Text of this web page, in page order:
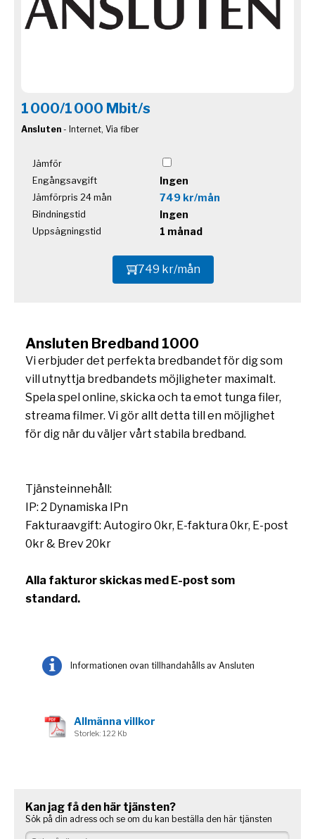
1 000/1 000 Mbit/s
Ansluten - Internet, Via fiber
Jämför
Engångsavgift
Ingen
Jämförpris 24 mån 749 kr/mån
Bindningstid Ingen
Uppsägningstid 1 månad
749 kr/mån
Ansluten Bredband 1000
Vi erbjuder det perfekta bredbandet för dig som
vill utnyttja bredbandets möjligheter maximalt.
Spela spel online, skicka och ta emot tunga filer,
streama filmer. Vi gör allt detta till en möjlighet
för dig när du väljer vårt stabila bredband.
Tjänsteinnehåll:
IP: 2 Dynamiska IPn
Fakturaavgift: Autogiro 0kr, E-faktura 0kr, E-post
0kr & Brev 20kr
Alla fakturor skickas med E-post som
standard.
Informationen ovan tillhandahålls av Ansluten
Allmänna villkor
Storlek: 122 Kb
Kan jag få den här tjänsten?
Sök på din adress och se om du kan beställa den här tjänsten